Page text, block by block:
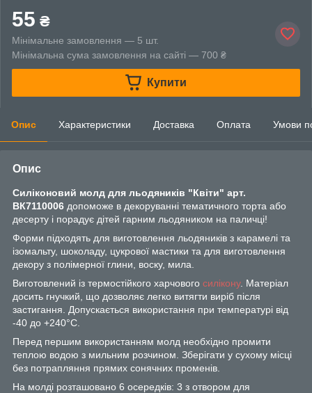
55 ₴
Мінімальне замовлення — 5 шт.
Мінімальна сума замовлення на сайті — 700 ₴
Купити
Опис Характеристики Доставка Оплата Умови
Опис
Силіконовий молд для льодяників "Квіти" арт.
ВК7110006 допоможе в декоруванні тематичного торта або
десерту і порадує дітей гарним льодяником на паличці!
Форми підходять для виготовлення льодяників з карамелі та
ізомальту, шоколаду, цукрової мастики та для виготовлення
декору з полімерної глини, воску, мила.
Виготовлений із термостійкого харчового силікону. Матеріал
досить гнучкий, що дозволяє легко витягти виріб після
застигання. Допускається використання при температурі від
-40 до +240°С.
Перед першим використанням молд необхідно промити
теплою водою з мильним розчином. Зберігати у сухому місці
без потрапляння прямих сонячних променів.
На молді розташовано 6 осередків: 3 з отвором для